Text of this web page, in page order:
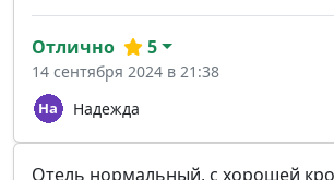
Надежда
Отлично 5
14 сентября 2024 в 21:38
Отель нормальный, с хорошей